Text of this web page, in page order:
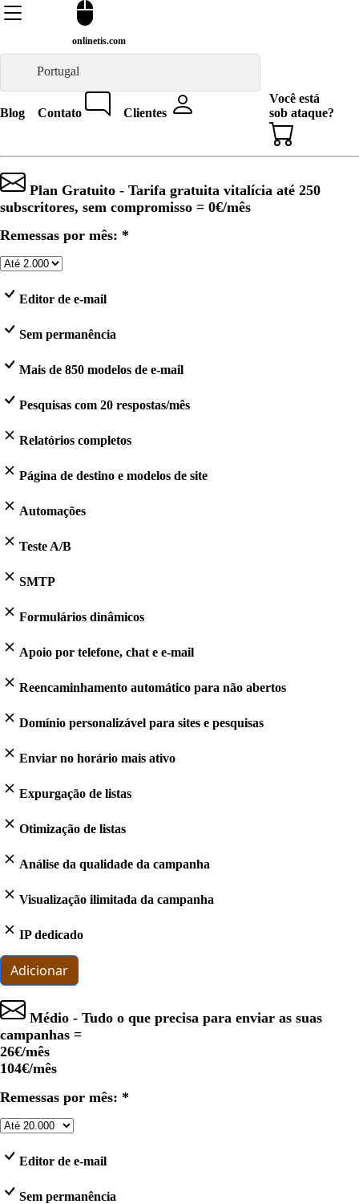
onlinetis.com
Portugal
Blog Contato Clientes
Você está
sob ataque?
Plan Gratuito - Tarifa gratuita vitalícia até 250
subscritores, sem compromisso = 0€/mês
Remessas por mês: *
Editor de e-mail
Sem permanência
Mais de 850 modelos de e-mail
Pesquisas com 20 respostas/mês
Relatórios completos
Página de destino e modelos de site
Automações
Teste A/B
SMTP
Formulários dinâmicos
Apoio por telefone, chat e e-mail
Reencaminhamento automático para não abertos
Domínio personalizável para sites e pesquisas
Enviar no horário mais ativo
Expurgação de listas
Otimização de listas
Análise da qualidade da campanha
Visualização ilimitada da campanha
IP dedicado
Adicionar
Médio - Tudo o que precisa para enviar as suas
campanhas =
26€/mês
104€/mês
Remessas por mês: *
Editor de e-mail
Sem permanência